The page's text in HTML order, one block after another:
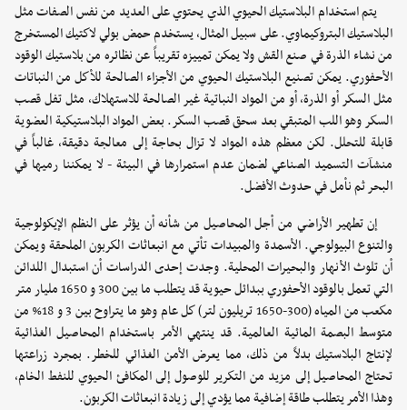
يتم استخدام البلاستيك الحيوي الذي يحتوي على العديد من نفس الصفات مثل
البلاستيك البتروكيماوي. على سبيل المثال، يستخدم حمض بولي لاكتيك المستخرج
من نشاء الذرة في صنع القش ولا يمكن تمييزه تقريباً عن نظائره من بلاستيك الوقود
الأحفوري. يمكن تصنيع البلاستيك الحيوي من الأجزاء الصالحة للأكل من النباتات
مثل السكر أو الذرة، أو من المواد النباتية غير الصالحة للاستهلاك، مثل تفل قصب
السكر وهو اللب المتبقي بعد سحق قصب السكر. بعض المواد البلاستيكية العضوية
قابلة للتحلل. لكن معظم هذه المواد لا تزال بحاجة إلى معالجة دقيقة، غالباً في
منشآت التسميد الصناعي لضمان عدم استمرارها في البيئة - لا يمكننا رميها في
البحر ثم نأمل في حدوث الأفضل.
إن تطهير الأراضي من أجل المحاصيل من شأنه أن يؤثر على النظم الإيكولوجية
والتنوع البيولوجي. الأسمدة والمبيدات تأتي مع انبعاثات الكربون الملحقة ويمكن
أن تلوث الأنهار والبحيرات المحلية. وجدت إحدى الدراسات أن استبدال اللدائن
التي تعمل بالوقود الأحفوري ببدائل حيوية قد يتطلب ما بين 300 و 1650 مليار متر
مكعب من المياه (300-1650 تريليون لتر) كل عام وهو ما يتراوح بين 3 و 18% من
متوسط البصمة المائية العالمية. قد ينتهي الأمر باستخدام المحاصيل الغذائية
لإنتاج البلاستيك بدلاً من ذلك، مما يعرض الأمن الغذائي للخطر. بمجرد زراعتها
تحتاج المحاصيل إلى مزيد من التكرير للوصول إلى المكافئ الحيوي للنفط الخام،
وهذا الأمر يتطلب طاقة إضافية مما يؤدي إلى زيادة انبعاثات الكربون.